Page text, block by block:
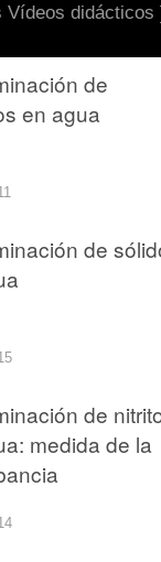
Vídeos didácticos
de
en agua
de
de
medida de la